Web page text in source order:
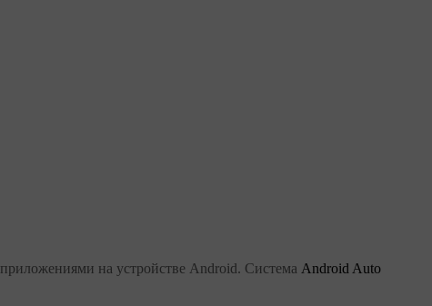
на устройстве Android. Система Android Auto